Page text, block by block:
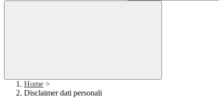
Home >
Disclaimer dati personali